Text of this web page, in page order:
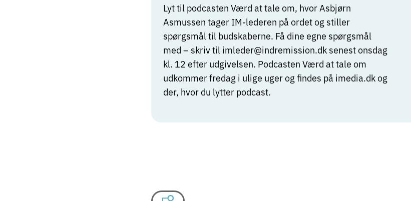
Lyt til podcasten Værd at tale om, hvor Asbjørn
Asmussen tager IM-lederen på ordet og stiller
spørgsmål til budskaberne. Få dine egne spørgsmål
med – skriv til imleder@indremission.dksenest onsdag
kl. 12 efter udgivelsen. Podcasten Værd at tale om
udkommer fredag i ulige uger og findes på imedia.dkog
der, hvor du lytter podcast.